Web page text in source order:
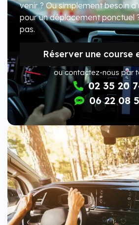
venir ? Ou simplement besoin
pour un déplacement ponctuel
pas.
Réserver une course
ou contactez-nous par
02 35 20
06 22 08